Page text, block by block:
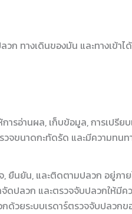
ทางเดินของมัน และทางเข้
ารอ่านผล, เก็บข้อมูล, การเป
รวจขนาดกะทัดรัด และมีควา
ยืนยัน, และติดตามปลวก อยู่ภาย
ดปลวก และตรวจจับปลวกให้
ยระบบเรดาร์ตรวจจับปลวก